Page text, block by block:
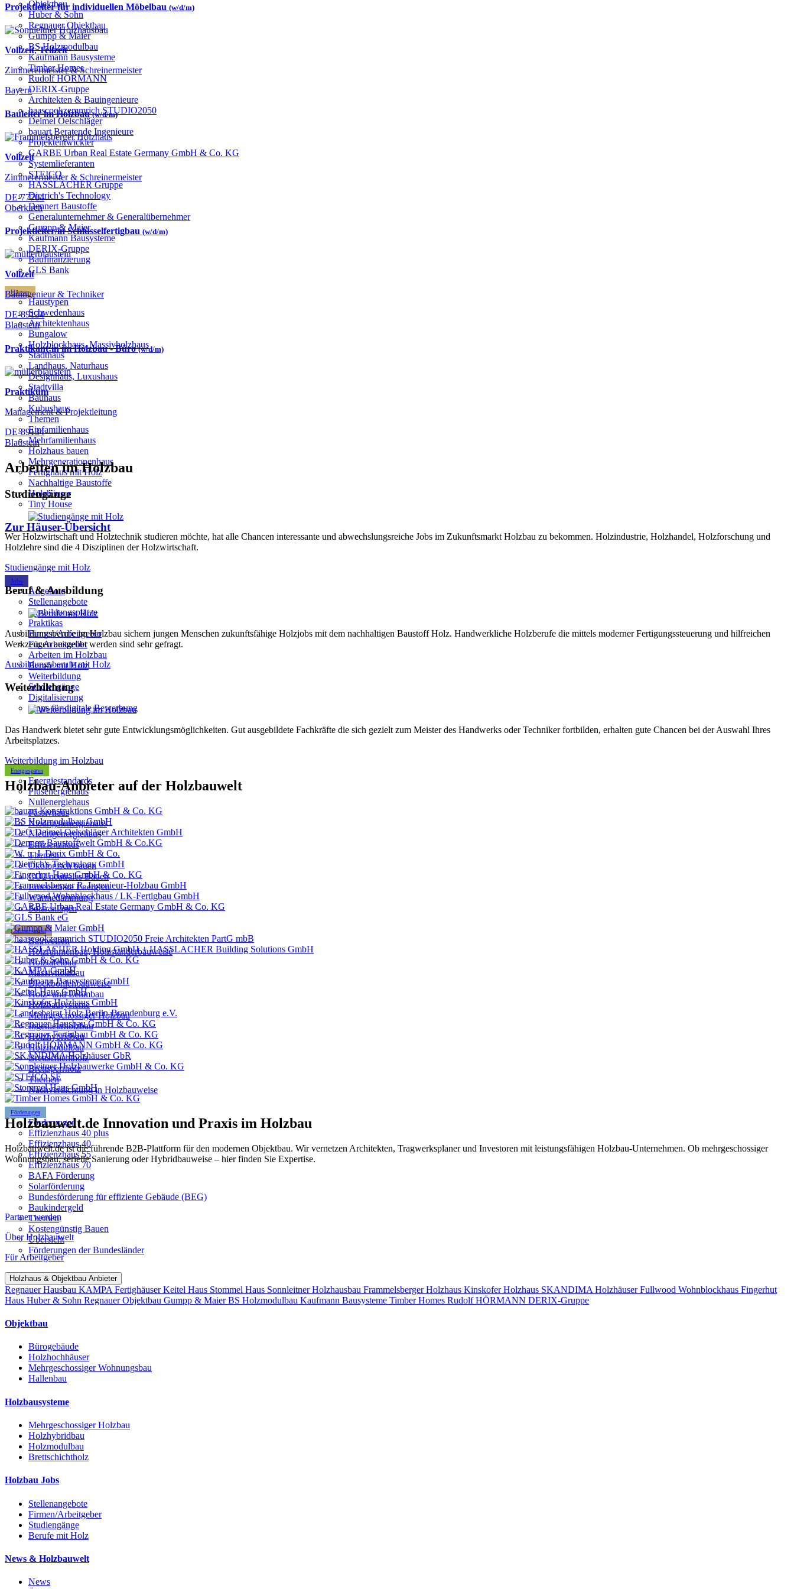
Objektbau
Huber & Sohn
Regnauer Objektbau
Gumpp & Maier
BS Holzmodulbau
Kaufmann Bausysteme
Timber Homes
Rudolf HÖRMANN
DERIX-Gruppe
Architekten & Bauingenieure
haascookzemmrich STUDIO2050
Deimel Oelschläger
bauart Beratende Ingenieure
Projektentwickler
GARBE Urban Real Estate Germany GmbH & Co. KG
Systemlieferanten
STEICO
HASSLACHER Gruppe
Dietrich's Technology
Dennert Baustoffe
Generalunternehmer & Generalübernehmer
Gumpp & Maier
Kaufmann Bausysteme
DERIX-Gruppe
Baufinanzierung
GLS Bank
Häuser
Haustypen
Schwedenhaus
Architektenhaus
Bungalow
Holzblockhaus, Massivholzhaus
Stadthaus
Landhaus, Naturhaus
Designhaus, Luxushaus
Stadtvilla
Bauhaus
Kubushaus
Themen
Einfamilienhaus
Mehrfamilienhaus
Holzhaus bauen
Mehrgenerationenhaus
Fertighaus mit Holz
Nachhaltige Baustoffe
Holzhäuser
Tiny House
Zur Häuser-Übersicht
Jobs
Angebote
Stellenangebote
Ausbildungsplätze
Praktikas
Firmen/Arbeitgeber
Für Arbeitgeber
Arbeiten im Holzbau
Berufe mit Holz
Weiterbildung
Studiengänge
Digitalisierung
Tipps für digitale Bewerbung
Energiesparen
Energiestandards
Plusenergiehaus
Nullenergiehaus
Passivhaus
Niedrigstenergiehaus
Niedrigenergiehaus
Effizienzhaus
Themen
Ökologisch bauen
CO2 neutrales Bauen
Erneuerbare Energien
Wärmedämmung
Solaranlagen
Holzbauweisen
Bauweisen
Holzrahmenbau, Holzständerbauweise
Holztafelbau
Massivholzbau
Blockbohlenbauweise
Holz- und Lehmbau
Holzbausysteme
Mehrgeschossiger Holzbau
Ingenieurholzbau
Holzhybridbau
Holzmodulbau
Brettschichtholz
Brettsperrholz
Themen
Nachverdichtung in Holzbauweise
Förderungen
Förderungen
Effizienzhaus 40 plus
Effizienzhaus 40
Effizienzhaus 55
Effizienzhaus 70
BAFA Förderung
Solarförderung
Bundesförderung für effiziente Gebäude (BEG)
Baukindergeld
Themen
Kostengünstig Bauen
Übersicht
Förderungen der Bundesländer
Projektleiter für individuellen Möbelbau (w/d/m)
Vollzeit,Teilzeit
Zimmerermeister & Schreinermeister
Bayern
Bauleiter im Holzbau(w/d/m)
Vollzeit
Zimmerermeister & Schreinermeister
DE-77704
Oberkirch
Projektleiter/in Schlüsselfertigbau (w/d/m)
Vollzeit
Bauingenieur & Techniker
DE-89134
Blaustein
Praktikant:in im Holzbau - Büro(w/d/m)
Praktikum
Management & Projektleitung
DE-89134
Blaustein
Arbeiten im Holzbau
Studiengänge
Wer Holzwirtschaft und Holztechnik studieren möchte, hat alle Chancen interessante und abwechslungsreiche Jobs im Zukunftsmarkt Holzbau zu bekommen. Holzindustrie, Holzhandel, Holzforschung und
Holzlehre sind die 4 Disziplinen der Holzwirtschaft.
Studiengänge mit Holz
Beruf & Ausbildung
Ausbildungsberufe im Holzbau sichern jungen Menschen zukunftsfähige Holzjobs mit dem nachhaltigen Baustoff Holz. Handwerkliche Holzberufe die mittels moderner Fertigungssteuerung und hilfreichen
Werkzeugen ausgeübt werden sind sehr gefragt.
Ausbildungsberufe mit Holz
Weiterbildung
Das Handwerk bietet sehr gute Entwicklungsmöglichkeiten. Gut ausgebildete Fachkräfte die sich gezielt zum Meister des Handwerks oder Techniker fortbilden, erhalten gute Chancen bei der Auswahl Ihres
Arbeitsplatzes.
Weiterbildung im Holzbau
Holzbau-Anbieter auf der Holzbauwelt
Holzbauwelt.de Innovation und Praxis im Holzbau
Holzbauwelt.de ist die führende B2B-Plattform für den modernen Objektbau. Wir vernetzen Architekten, Tragwerksplaner und Investoren mit leistungsfähigen Holzbau-Unternehmen. Ob mehrgeschossiger
Wohnungsbau, serielle Sanierung oder Hybridbauweise – hier finden Sie Expertise.
Partner werden
Über Holzbauwelt
Für Arbeitgeber
Holzhaus & Objektbau Anbieter
Regnauer Hausbau KAMPA FertighäuserKeitel Haus Stommel Haus Sonnleitner Holzhausbau Frammelsberger Holzhaus Kinskofer Holzhaus SKANDIMA HolzhäuserFullwood Wohnblockhaus Fingerhut
Haus Huber & Sohn Regnauer Objektbau Gumpp & MaierBS Holzmodulbau Kaufmann Bausysteme Timber Homes Rudolf HÖRMANN DERIX-Gruppe
Objektbau
Bürogebäude
Holzhochhäuser
Mehrgeschossiger Wohnungsbau
Hallenbau
Holzbausysteme
Mehrgeschossiger Holzbau
Holzhybridbau
Holzmodulbau
Brettschichtholz
Holzbau Jobs
Stellenangebote
Firmen/Arbeitgeber
Studiengänge
Berufe mit Holz
News & Holzbauwelt
News